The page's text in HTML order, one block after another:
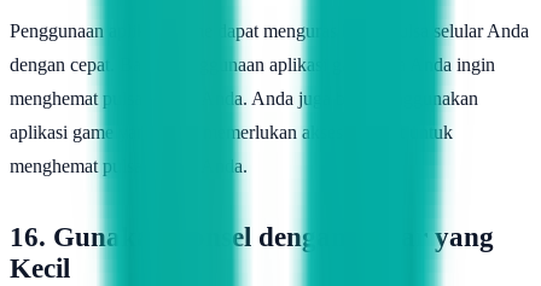
Penggunaan aplikasi game dapat menguras kuota pulsa selular Anda
dengan cepat. Batasi penggunaan aplikasi game jika Anda ingin
menghemat pulsa selular Anda. Anda juga bisa menggunakan
aplikasi game yang tidak memerlukan akses internet untuk
menghemat pulsa selular Anda.
16. Gunakan Ponsel dengan Layar yang
Kecil